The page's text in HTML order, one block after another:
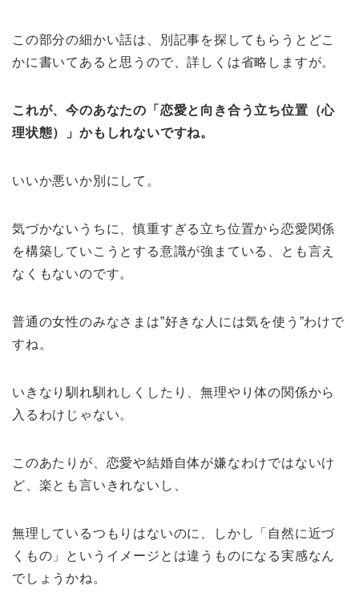
この部分の細かい話は、別記事を探してもらうとどこ
かに書いてあると思うので、詳しくは省略しますが。
これが、今のあなたの「恋愛と向き合う立ち位置（心
理状態）」かもしれないですね。
いいか悪いか別にして。
気づかないうちに、慎重すぎる立ち位置から恋愛関係
を構築していこうとする意識が強まている、とも言え
なくもないのです。
普通の女性のみなさまは”好きな人には気を使う”わけで
すね。
いきなり馴れ馴れしくしたり、無理やり体の関係から
入るわけじゃない。
このあたりが、恋愛や結婚自体が嫌なわけではないけ
ど、楽とも言いきれないし、
無理しているつもりはないのに、しかし「自然に近づ
くもの」というイメージとは違うものになる実感なん
でしょうかね。